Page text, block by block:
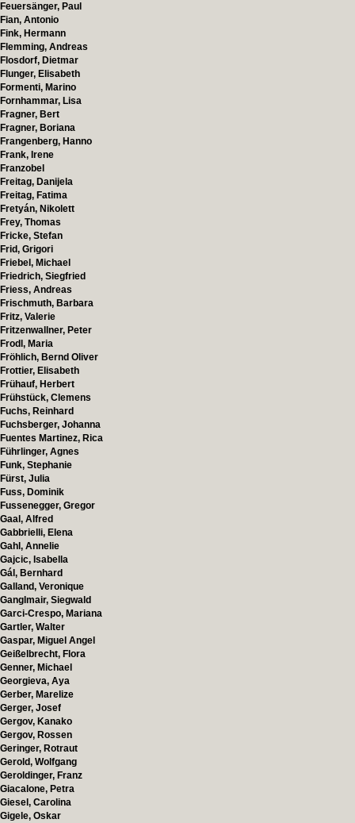
Feuersänger, Paul
Fian, Antonio
Fink, Hermann
Flemming, Andreas
Flosdorf, Dietmar
Flunger, Elisabeth
Formenti, Marino
Fornhammar, Lisa
Fragner, Bert
Fragner, Boriana
Frangenberg, Hanno
Frank, Irene
Franzobel
Freitag, Danijela
Freitag, Fatima
Fretyán, Nikolett
Frey, Thomas
Fricke, Stefan
Frid, Grigori
Friebel, Michael
Friedrich, Siegfried
Friess, Andreas
Frischmuth, Barbara
Fritz, Valerie
Fritzenwallner, Peter
Frodl, Maria
Fröhlich, Bernd Oliver
Frottier, Elisabeth
Frühauf, Herbert
Frühstück, Clemens
Fuchs, Reinhard
Fuchsberger, Johanna
Fuentes Martinez, Rica
Führlinger, Agnes
Funk, Stephanie
Fürst, Julia
Fuss, Dominik
Fussenegger, Gregor
Gaal, Alfred
Gabbrielli, Elena
Gahl, Annelie
Gajcic, Isabella
Gál, Bernhard
Galland, Veronique
Ganglmair, Siegwald
Garci-Crespo, Mariana
Gartler, Walter
Gaspar, Miguel Angel
Geißelbrecht, Flora
Genner, Michael
Georgieva, Aya
Gerber, Marelize
Gerger, Josef
Gergov, Kanako
Gergov, Rossen
Geringer, Rotraut
Gerold, Wolfgang
Geroldinger, Franz
Giacalone, Petra
Giesel, Carolina
Gigele, Oskar